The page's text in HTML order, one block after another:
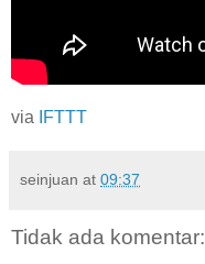
via IFTTT
seinjuan at 09:37
Tidak ada komentar: